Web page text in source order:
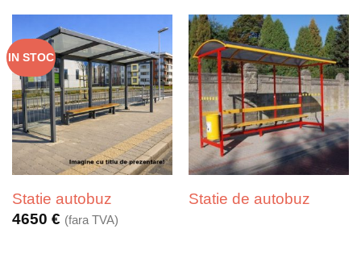
IN STOC
Statie autobuz
4650 € (fara TVA)
Statie de autobuz